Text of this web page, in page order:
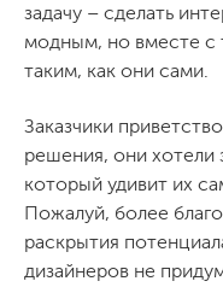
задачу – сделать
модным, но вместе
таким, как они сами.
Заказчики
решения, они хотели
который удивит их
Пожалуй, более
раскрытия
дизайнеров не